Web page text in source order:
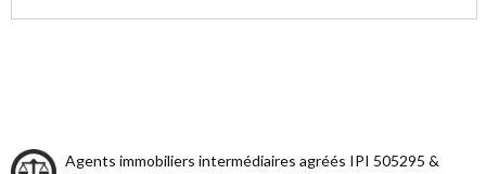
Agents immobiliers intermédiaires agréés IPI 505295 &